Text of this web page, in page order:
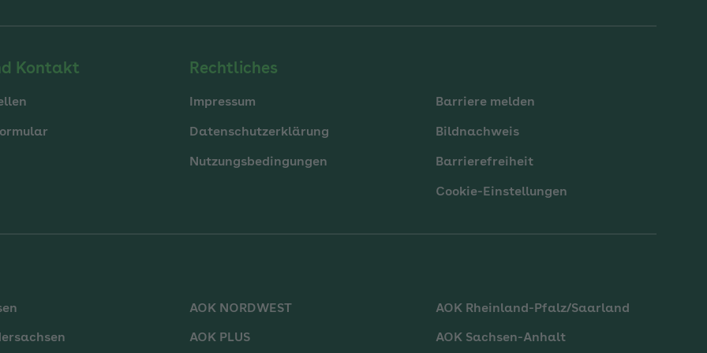
Kontakt Rechtliches
Impressum
Datenschutzerklärung
Nutzungsbedingungen
Barriere melden
Bildnachweis
Barrierefreiheit
Cookie-Einstellungen
AOK NORDWEST
AOK PLUS
AOK Rheinland-Pfalz/Saarland
AOK Sachsen-Anhalt